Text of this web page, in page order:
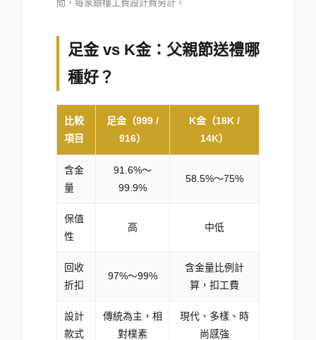
間，每家銀樓工費設計費另計。
足金 vs K金：父親節送禮哪
種好？
比較
項目
足金（999 /
916）
K金（18K /
14K）
含金
量
91.6%～
99.9%
58.5%～75%
保值
性
高 中低
回收
折扣
97%～99%
含金量比例計
算，扣工費
設計
款式
傳統為主，相
對樸素
現代、多樣、時
尚感強